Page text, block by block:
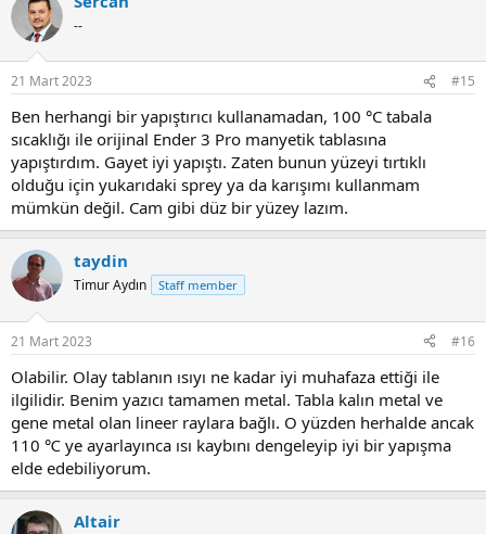
--
21 Mart 2023 #15
Ben herhangi bir yapıştırıcı kullanamadan, 100 °C tabala
sıcaklığı ile orijinal Ender 3 Pro manyetik tablasına
yapıştırdım. Gayet iyi yapıştı. Zaten bunun yüzeyi tırtıklı
olduğu için yukarıdaki sprey ya da karışımı kullanmam
mümkün değil. Cam gibi düz bir yüzey lazım.
taydin
Timur Aydın Staff member
21 Mart 2023 #16
Olabilir. Olay tablanın ısıyı ne kadar iyi muhafaza ettiği ile
ilgilidir. Benim yazıcı tamamen metal. Tabla kalın metal ve
gene metal olan lineer raylara bağlı. O yüzden herhalde ancak
110 ℃ ye ayarlayınca ısı kaybını dengeleyip iyi bir yapışma
elde edebiliyorum.
Altair